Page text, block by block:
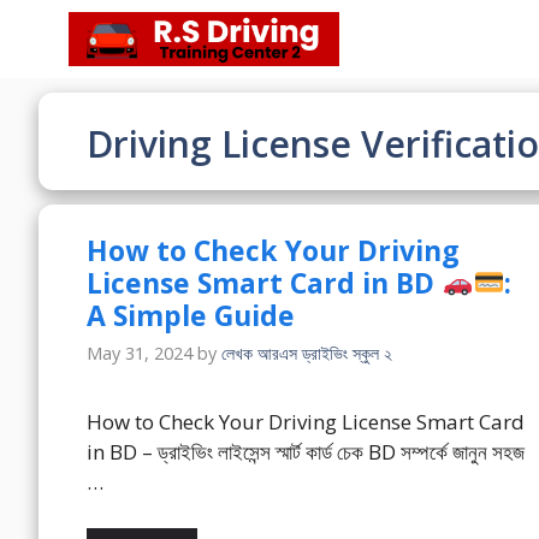
content
Driving License
How to Check Your Driving
License Smart Card in BD
:
A Simple Guide
May 31, 2024 by লেখক আরএস ড্রাইভিং স্কুল ২
How to Check Your Driving License Smart Card
in BD – ড্রাইভিং লাইসেন্স স্মার্ট কার্ড চেক BD সম্পর্কে জানুন সহজ
…